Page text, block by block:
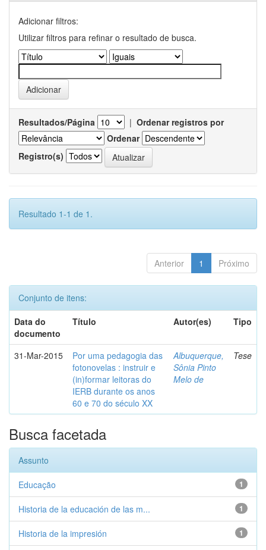
Adicionar filtros:
Utilizar filtros para refinar o resultado de busca.
Resultados/Página | Ordenar registros por
Ordenar
Registro(s)
Resultado 1-1 de 1.
Anterior 1 Próximo
Conjunto de itens:
Data do
documento
Título Autor(es) Tipo
31-Mar-2015
Por uma pedagogia das
fotonovelas : instruir e
(in)formar leitoras do
IERB durante os anos
60 e 70 do século XX
Albuquerque,
Sônia Pinto
Melo de
Tese
Busca facetada
Assunto
1
Educação
1
Historia de la educación de las m...
1
Historia de la impresión